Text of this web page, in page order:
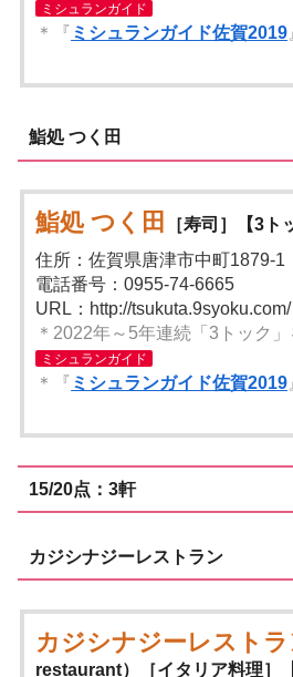
ミシュランガイド
＊『 ミシュランガイド佐賀2019
鮨処 つく田
鮨処 つく田
［寿司］【3ト
住所：佐賀県唐津市中町1879-1
電話番号：0955-74-6665
URL：http://tsukuta.9syoku.com/
＊2022年～5年連続「3トック
ミシュランガイド
＊『 ミシュランガイド佐賀2019
15/20点：3軒
カジシナジーレストラン
カジシナジーレストラ
restaurant）［イタリア料理］